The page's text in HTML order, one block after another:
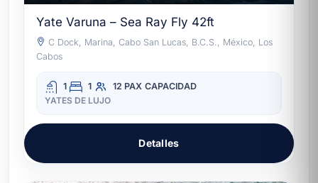
Yate Varuna – Sea Ray Fly 42ft
C Dock, Marina, Cabo San Lucas, B.C.S., México, Los
Cabos
1 1 12 PAX CAPACIDAD
YATES DE LUJO
Detalles